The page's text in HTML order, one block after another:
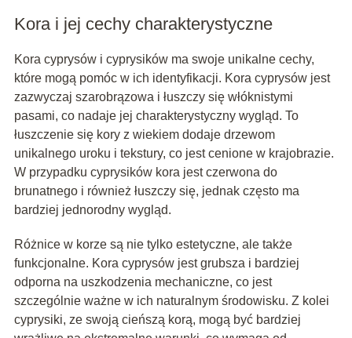
Kora i jej cechy charakterystyczne
Kora cyprysów i cyprysików ma swoje unikalne cechy,
które mogą pomóc w ich identyfikacji. Kora cyprysów jest
zazwyczaj szarobrązowa i łuszczy się włóknistymi
pasami, co nadaje jej charakterystyczny wygląd. To
łuszczenie się kory z wiekiem dodaje drzewom
unikalnego uroku i tekstury, co jest cenione w krajobrazie.
W przypadku cyprysików kora jest czerwona do
brunatnego i również łuszczy się, jednak często ma
bardziej jednorodny wygląd.
Różnice w korze są nie tylko estetyczne, ale także
funkcjonalne. Kora cyprysów jest grubsza i bardziej
odporna na uszkodzenia mechaniczne, co jest
szczególnie ważne w ich naturalnym środowisku. Z kolei
cyprysiki, ze swoją cieńszą korą, mogą być bardziej